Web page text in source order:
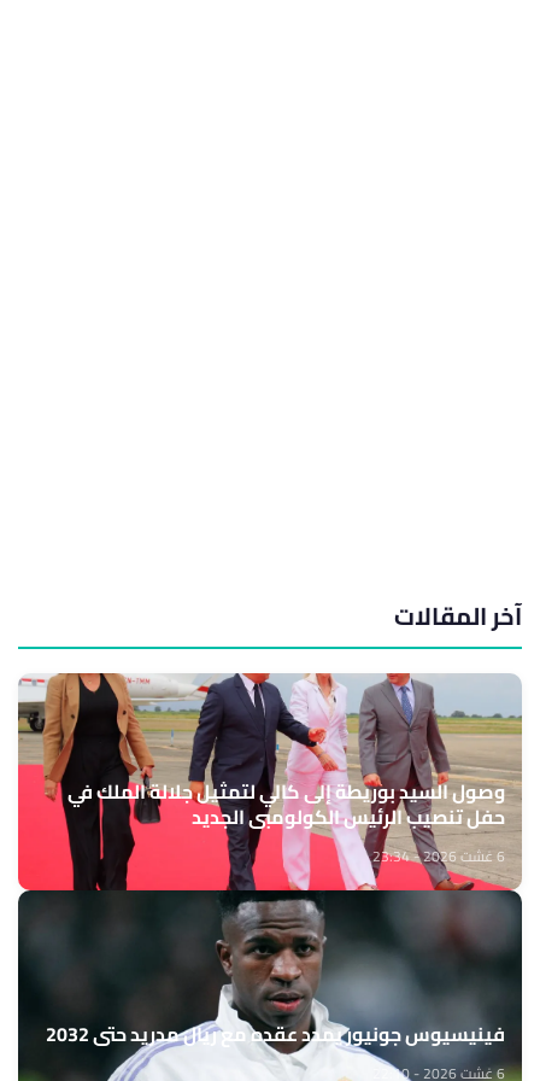
آخر المقالات
وصول السيد بوريطة إلى كالي لتمثيل جلالة الملك في
حفل تنصيب الرئيس الكولومبي الجديد
6 غشت 2026 - 23:34
فينيسيوس جونيور يمدد عقده مع ريال مدريد حتى 2032
6 غشت 2026 - 22:10